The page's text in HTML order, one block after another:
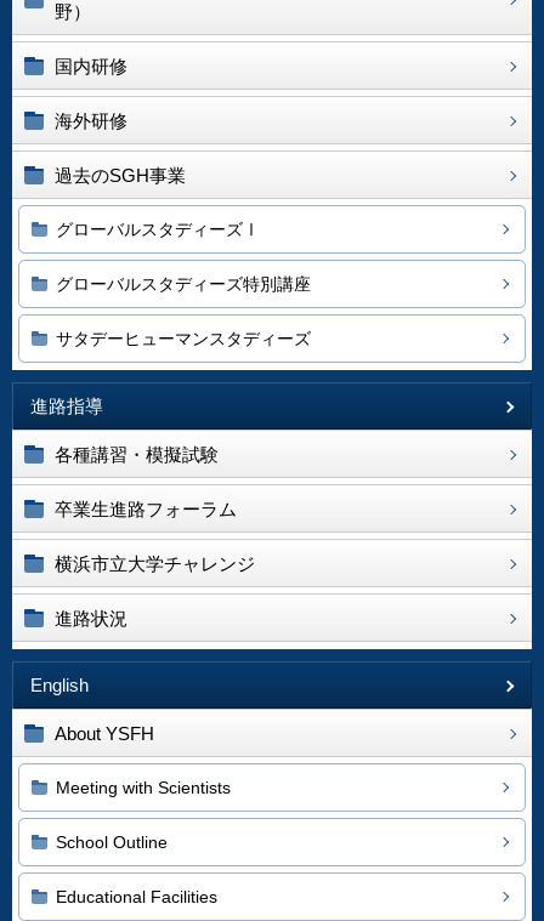
野）
国内研修
海外研修
過去のSGH事業
グローバルスタディーズⅠ
グローバルスタディーズ特別講座
サタデーヒューマンスタディーズ
進路指導
各種講習・模擬試験
卒業生進路フォーラム
横浜市立大学チャレンジ
進路状況
English
About YSFH
Meeting with Scientists
School Outline
Educational Facilities